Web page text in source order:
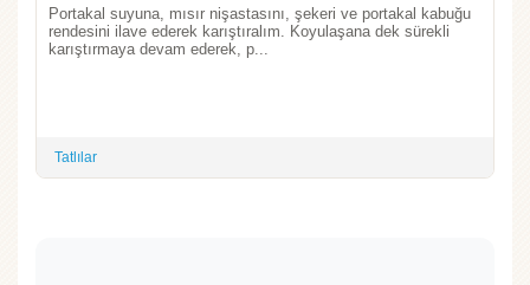
Portakal suyuna, mısır nişastasını, şekeri ve portakal kabuğu
rendesini ilave ederek karıştıralım. Koyulaşana dek sürekli
karıştırmaya devam ederek, p...
Tatlılar